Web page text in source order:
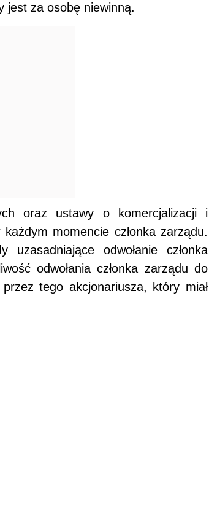
jest za osobę niewinną.
oraz ustawy o komercjalizacji i
momencie członka zarządu.
odwołanie członka
odwołania członka zarządu do
tego akcjonariusza, który miał